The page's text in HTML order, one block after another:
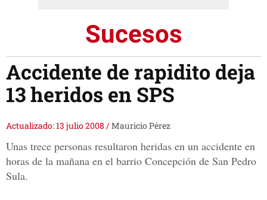
Sucesos
Accidente de rapidito deja
13 heridos en SPS
Actualizado: 13 julio 2008 /Mauricio Pérez
Unas trece personas resultaron heridas en un accidente en
horas de la mañana en el barrio Concepción de San Pedro
Sula.